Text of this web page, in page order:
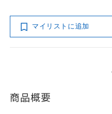
マイリストに追加
商品概要